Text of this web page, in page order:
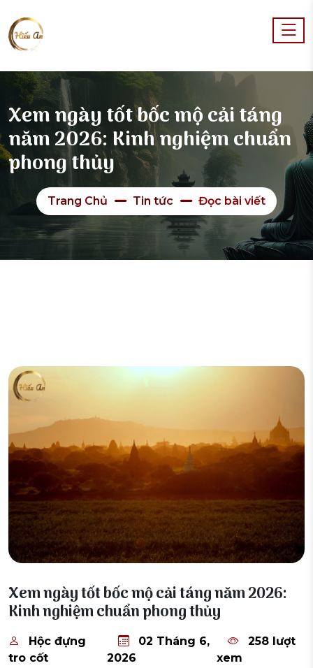
Xem ngày tốt bốc mộ cải táng
năm 2026: Kinh nghiệm chuẩn
phong thủy
Trang Chủ Tin tức Đọc bài viết
Xem ngày tốt bốc mộ cải táng năm 2026:
Kinh nghiệm chuẩn phong thủy
Hộc đựng
tro cốt
02 Tháng 6,
2026
258 lượt
xem